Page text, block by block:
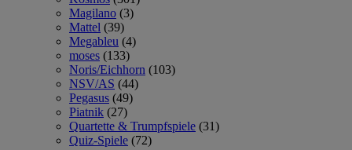
Magilano (3)
Mattel (39)
Megableu (4)
moses (133)
Noris/Eichhorn (103)
NSV/AS (44)
Pegasus (49)
Piatnik (27)
Quartette & Trumpfspiele (31)
Quiz-Spiele (72)